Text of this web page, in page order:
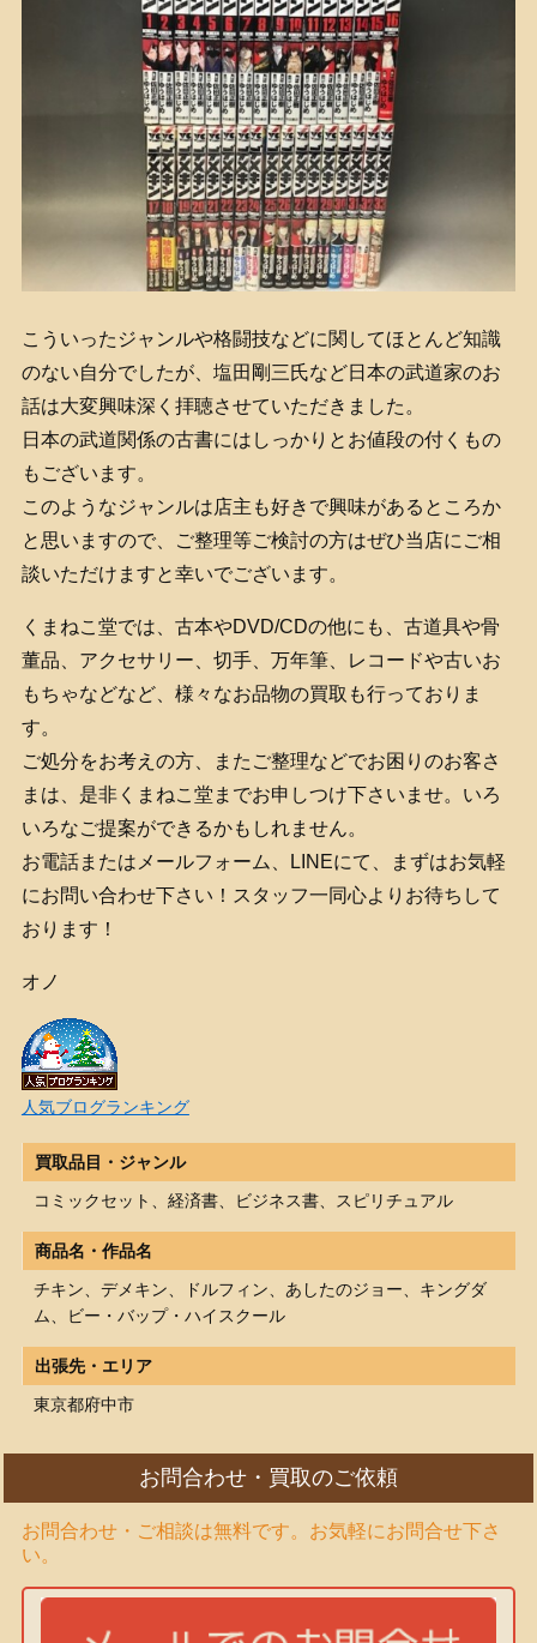
こういったジャンルや格闘技などに関してほとんど知識
のない自分でしたが、塩田剛三氏など日本の武道家のお
話は大変興味深く拝聴させていただきました。
日本の武道関係の古書にはしっかりとお値段の付くもの
もございます。
このようなジャンルは店主も好きで興味があるところか
と思いますので、ご整理等ご検討の方はぜひ当店にご相
談いただけますと幸いでございます。
くまねこ堂では、古本やDVD/CDの他にも、古道具や骨
董品、アクセサリー、切手、万年筆、レコードや古いお
もちゃなどなど、様々なお品物の買取も行っておりま
す。
ご処分をお考えの方、またご整理などでお困りのお客さ
まは、是非くまねこ堂までお申しつけ下さいませ。いろ
いろなご提案ができるかもしれません。
お電話またはメールフォーム、LINEにて、まずはお気軽
にお問い合わせ下さい！スタッフ一同心よりお待ちして
おります！
オノ
人気ブログランキング
買取品目・ジャンル
コミックセット、経済書、ビジネス書、スピリチュアル
商品名・作品名
チキン、デメキン、ドルフィン、あしたのジョー、キングダ
ム、ビー・バップ・ハイスクール
出張先・エリア
東京都府中市
お問合わせ・買取のご依頼
お問合わせ・ご相談は無料です。お気軽にお問合せ下さ
い。